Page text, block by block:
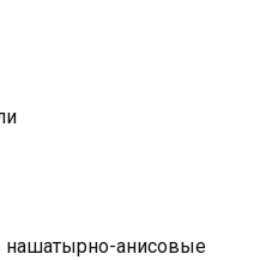
нашатырно-анисовые